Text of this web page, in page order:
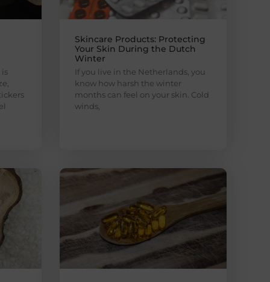
is
Skincare Products: Protecting
Your Skin During the Dutch
Winter
If you live in the Netherlands, you
know how harsh the winter
months can feel on your skin. Cold
winds,